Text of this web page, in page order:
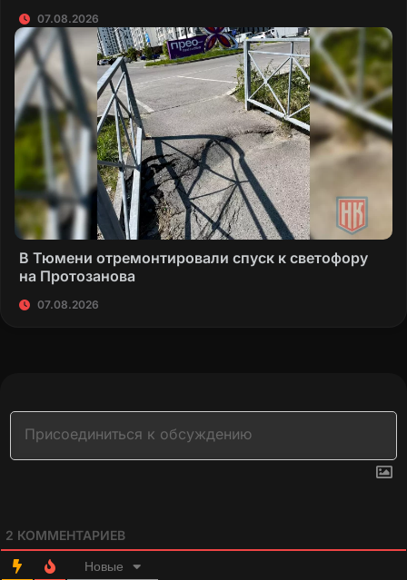
07.08.2026
В Тюмени отремонтировали спуск к светофору
на Протозанова
07.08.2026
2 КОММЕНТАРИЕВ
Новые